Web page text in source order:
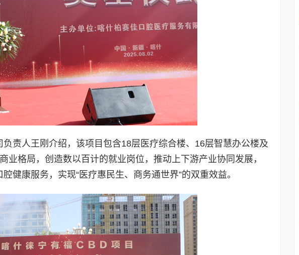
责人王刚介绍，该项目包含18层医疗综合楼、16层智慧办公楼及
业格局，创造数以百计的就业岗位，推动上下游产业协同发展，
健康服务，实现“医疗惠民生、商务通世界”的双重效益。